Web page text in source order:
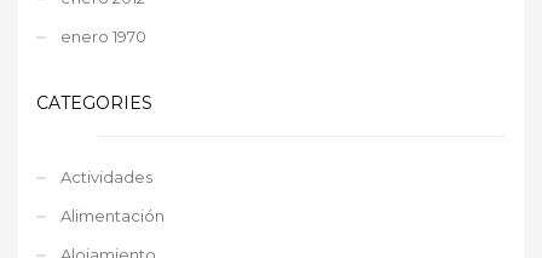
enero 1970
CATEGORIES
Actividades
Alimentación
Alojamiento